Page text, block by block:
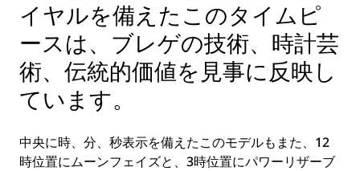
イヤルを備えたこのタイムピ
ースは、ブレゲの技術、時計芸
術、伝統的価値を見事に反映し
ています。
中央に時、分、秒表示を備えたこのモデルもまた、12
時位置にムーンフェイズと、3時位置にパワーリザーブ